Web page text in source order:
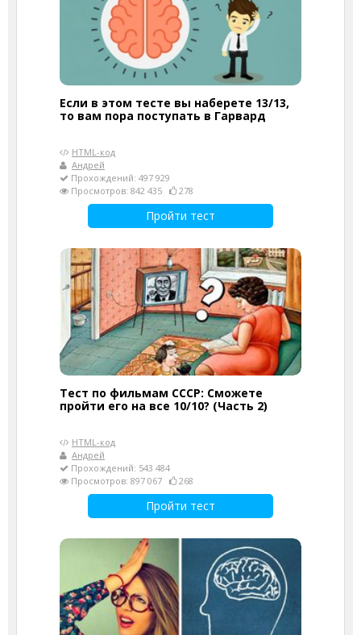
Если в этом тесте вы наберете 13/13,
то вам пора поступать в Гарвард
HTML-код
Андрей
Прохождений: 497 929
Просмотров: 842 435
278
Пройти тест
Тест по фильмам СССР: Сможете
пройти его на все 10/10? (Часть 2)
HTML-код
Андрей
Прохождений: 543 484
Просмотров: 897 067
268
Пройти тест